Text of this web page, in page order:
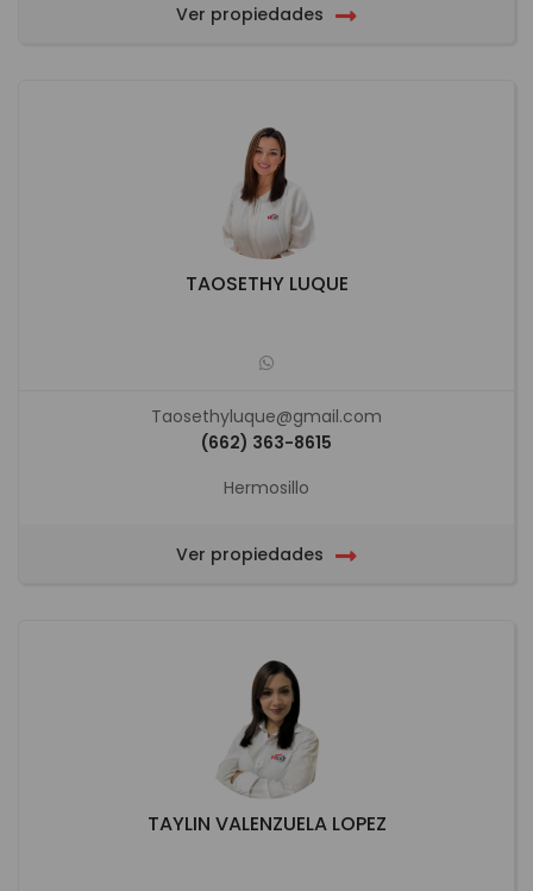
Ver propiedades
TAOSETHY LUQUE
Taosethyluque@gmail.com
(662) 363-8615
Hermosillo
Ver propiedades
TAYLIN VALENZUELA LOPEZ